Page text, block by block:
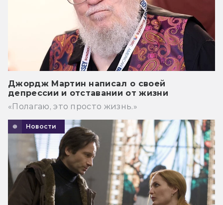
Джордж Мартин написал о своей
депрессии и отставании от жизни
«Полагаю, это просто жизнь.»
Новости